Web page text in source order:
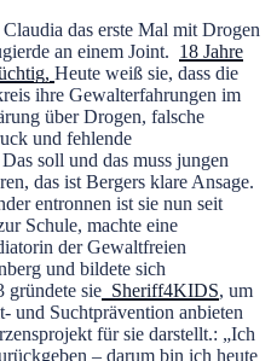
das erste Mal mit Drogen
an einem Joint. 18 Jahre
Heute weiß sie, dass die
ihre Gewalterfahrungen im
über Drogen, falsche
und fehlende
soll und das muss jungen
das ist Bergers klare Ansage.
entronnen ist sie nun seit
Schule, machte eine
der Gewaltfreien
und bildete sich
gründete sie Sheriff4KIDS, um
und Suchtprävention anbieten
für sie darstellt.: „Ich
– darum bin ich heute